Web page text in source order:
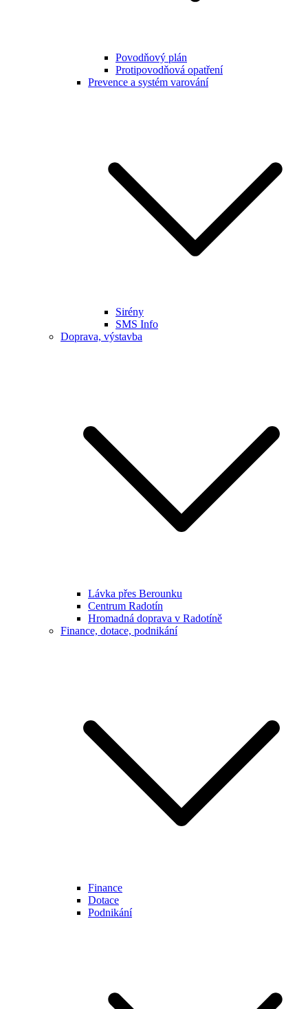
Povodňový plán
Protipovodňová opatření
Prevence a systém varování
Sirény
SMS Info
Doprava, výstavba
Lávka přes Berounku
Centrum Radotín
Hromadná doprava v Radotíně
Finance, dotace, podnikání
Finance
Dotace
Podnikání